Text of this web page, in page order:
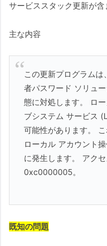
サービススタック更新が含
主な内容
この更新プログラム
者パスワード ソリュ
態に対処します。 ロ
ブシステム サービス
可能性があります。
ローカル アカウント
に発生します。 アク
0xc0000005。
既知の問題